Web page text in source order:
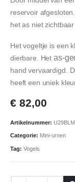
reservoir
het as niet zichtbaar
Het vogeltje is een
dierbare. Hetas-
hand vervaardigd.
heeft een uniek
€ 82,00
Artikelnummer: U29BLM
Categorie: Mini-urnen
Tag: Vogels